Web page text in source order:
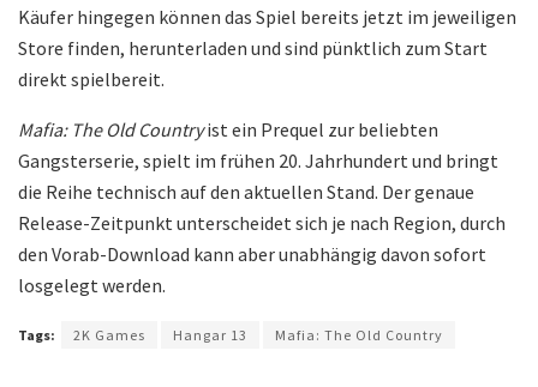
Käufer hingegen können das Spiel bereits jetzt im jeweiligen
Store finden, herunterladen und sind pünktlich zum Start
direkt spielbereit.
Mafia: The Old Countryist ein Prequel zur beliebten
Gangsterserie, spielt im frühen 20. Jahrhundert und bringt
die Reihe technisch auf den aktuellen Stand. Der genaue
Release-Zeitpunkt unterscheidet sich je nach Region, durch
den Vorab-Download kann aber unabhängig davon sofort
losgelegt werden.
Tags: 2K Games Hangar 13 Mafia: The Old Country